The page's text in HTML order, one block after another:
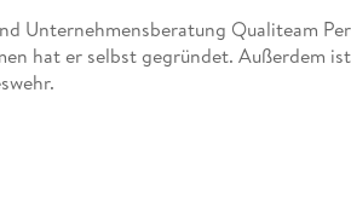
Unternehmensberatung Qualiteam
hat er selbst gegründet. Außerdem